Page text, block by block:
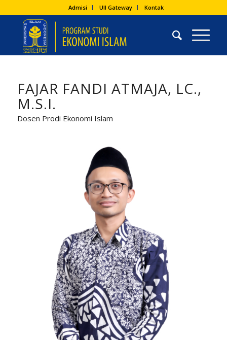
Admisi UII Gateway Kontak
FAJAR FANDI ATMAJA, LC.,
M.S.I.
Dosen Prodi Ekonomi Islam